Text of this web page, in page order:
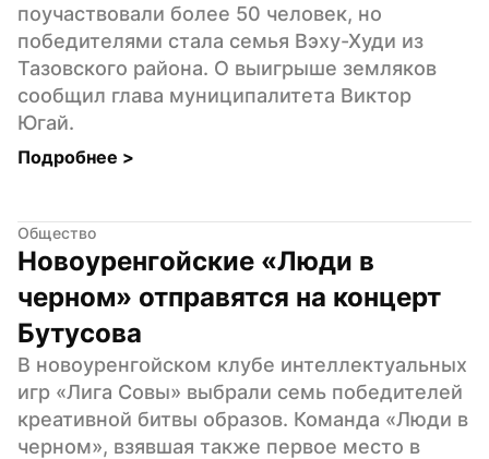
поучаствовали более 50 человек, но
победителями стала семья Вэху-Худи из
Тазовского района. О выигрыше земляков
сообщил глава муниципалитета Виктор
Югай.
Подробнее >
Общество
Новоуренгойские «Люди в
черном» отправятся на концерт
Бутусова
В новоуренгойском клубе интеллектуальных
игр «Лига Совы» выбрали семь победителей
креативной битвы образов. Команда «Люди в
черном», взявшая также первое место в